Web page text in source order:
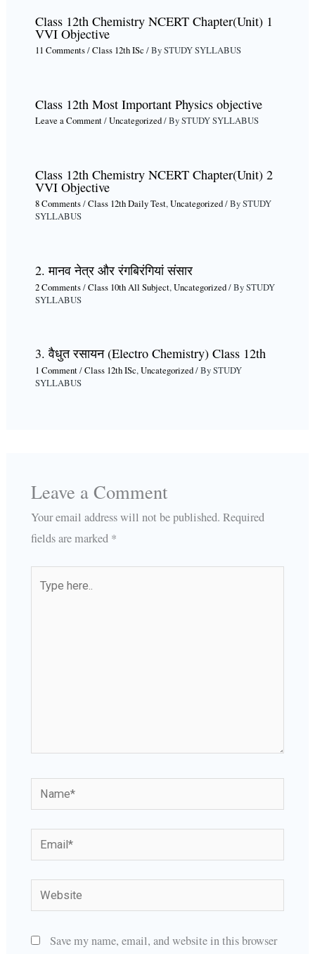
Class 12th Chemistry NCERT Chapter(Unit) 1
VVI Objective
11 Comments/Class 12th ISc / BySTUDY SYLLABUS
Class 12th Most Important Physics objective
Leave a Comment/Uncategorized/ BySTUDY SYLLABUS
Class 12th Chemistry NCERT Chapter(Unit) 2
VVI Objective
8 Comments/Class 12th Daily Test,Uncategorized/ BySTUDY
SYLLABUS
2. मानव नेत्र और रंगबिरंगियां संसार
2 Comments/Class 10th All Subject,Uncategorized/ BySTUDY
SYLLABUS
3. वैधुत रसायन (Electro Chemistry) Class 12th
1 Comment/Class 12th ISc,Uncategorized/ BySTUDY
SYLLABUS
Leave a Comment
Your email address will not be published. Required
fields are marked *
here..
Name*
Email*
Website
Save my name, email, and website in this browser